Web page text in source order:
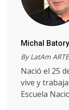
Michal Batory
By LatAm ARTE
Nació el 25
vive y
Escuela